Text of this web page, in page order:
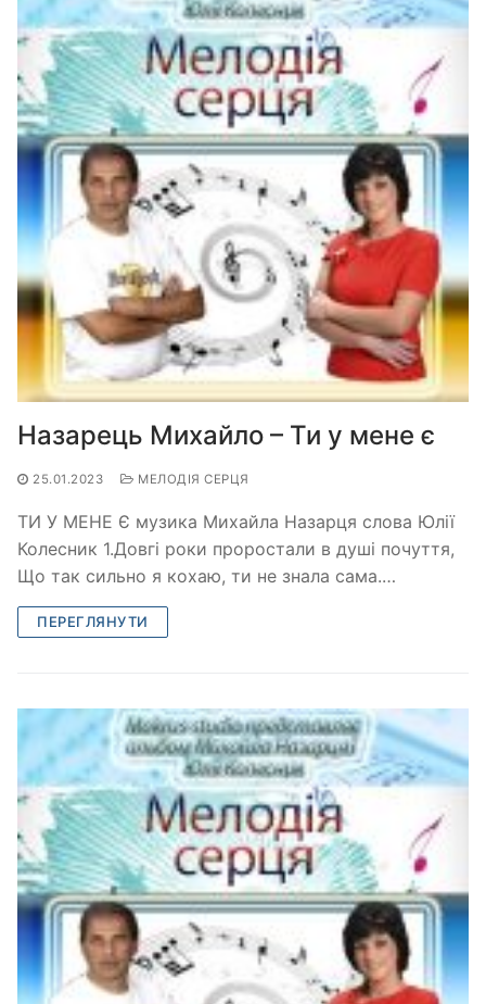
Назарець Михайло – Ти у мене є
25.01.2023 МЕЛОДІЯ СЕРЦЯ
ТИ У МЕНЕ Є музика Михайла Назарця слова Юлії
Колесник 1.Довгі роки проростали в душі почуття,
Що так сильно я кохаю, ти не знала сама.…
ПЕРЕГЛЯНУТИ